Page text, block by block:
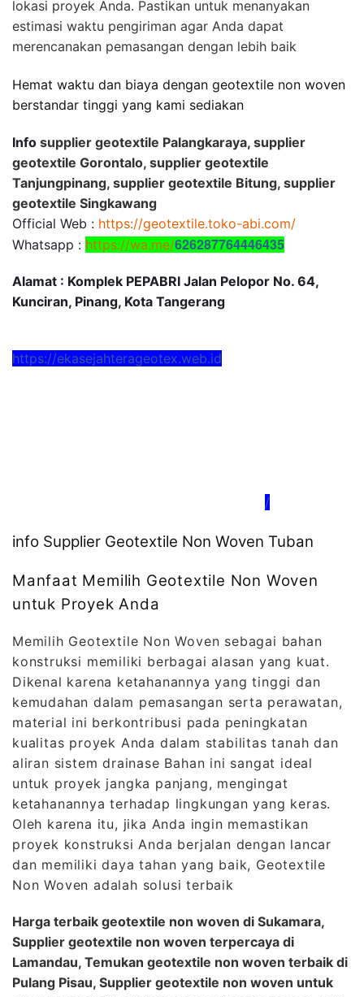
lokasi proyek Anda. Pastikan untuk menanyakan
estimasi waktu pengiriman agar Anda dapat
merencanakan pemasangan dengan lebih baik
Hemat waktu dan biaya dengan geotextile non woven
berstandar tinggi yang kami sediakan
Info supplier geotextile Palangkaraya, supplier
geotextile Gorontalo, supplier geotextile
Tanjungpinang, supplier geotextile Bitung, supplier
geotextile Singkawang
Official Web : https://geotextile.toko-abi.com/
Whatsapp : https://wa.me/626287764446435
Alamat : Komplek PEPABRI Jalan Pelopor No. 64,
Kunciran, Pinang, Kota Tangerang
https://ekasejahterageotex.web.id
/
info Supplier Geotextile Non Woven Tuban
Manfaat Memilih Geotextile Non Woven
untuk Proyek Anda
Memilih Geotextile Non Woven sebagai bahan
konstruksi memiliki berbagai alasan yang kuat.
Dikenal karena ketahanannya yang tinggi dan
kemudahan dalam pemasangan serta perawatan,
material ini berkontribusi pada peningkatan
kualitas proyek Anda dalam stabilitas tanah dan
aliran sistem drainase Bahan ini sangat ideal
untuk proyek jangka panjang, mengingat
ketahanannya terhadap lingkungan yang keras.
Oleh karena itu, jika Anda ingin memastikan
proyek konstruksi Anda berjalan dengan lancar
dan memiliki daya tahan yang baik, Geotextile
Non Woven adalah solusi terbaik
Harga terbaik geotextile non woven di Sukamara,
Supplier geotextile non woven terpercaya di
Lamandau, Temukan geotextile non woven terbaik di
Pulang Pisau, Supplier geotextile non woven untuk